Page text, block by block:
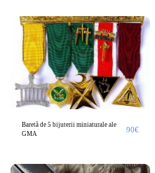
Baretă de 5 bijuterii miniaturale ale
GMA
90€